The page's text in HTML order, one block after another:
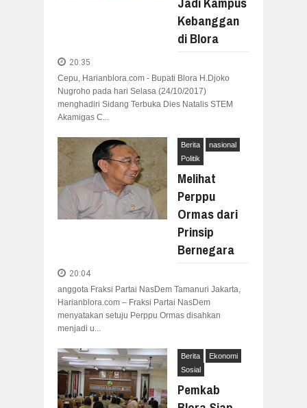
Kebanggan
di Blora
20:35
Cepu, Harianblora.com - Bupati Blora H.Djoko
Nugroho pada hari Selasa (24/10/2017)
menghadiri Sidang Terbuka Dies Natalis STEM
Akamigas C...
Berita
nasional
Politik
Melihat
Perppu
Ormas dari
Prinsip
Bernegara
20:04
anggota Fraksi Partai NasDem Tamanuri Jakarta,
Harianblora.com – Fraksi Partai NasDem
menyatakan setuju Perppu Ormas disahkan
menjadi u...
Berita
Ekonomi
Sosial
Pemkab